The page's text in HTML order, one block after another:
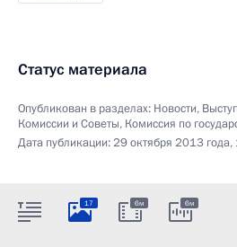
Статус материала
Опубликован в разделах: Новости,
Комиссии и Советы, Комиссия по
Дата публикации:29 октября 2013
17 6м 6м